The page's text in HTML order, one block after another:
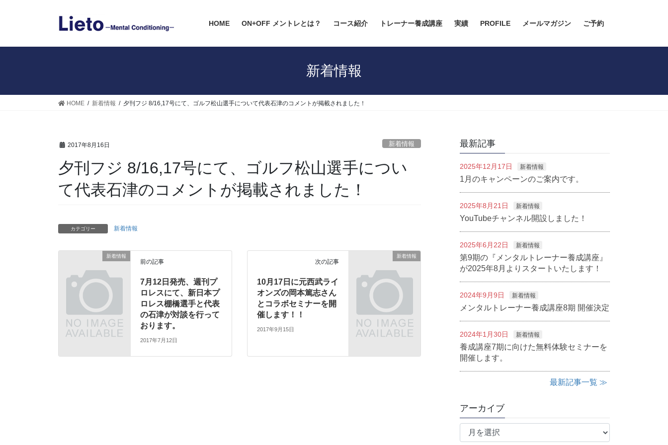
HOME ON+OFF メントレとは？ コース紹介 トレーナー養成講座 実績 PROFILE メールマガジン ご予約
新着情報
HOME 新着情報 夕刊フジ 8/16,17号にて、ゴルフ松山選手について代表石津のコメントが掲載されました！
2017年8月16日 新着情報
夕刊フジ 8/16,17号にて、ゴルフ松山選手につい
て代表石津のコメントが掲載されました！
カテゴリー 新着情報
新着情報
前の記事
7月12日発売、週刊プ
ロレスにて、新日本プ
ロレス棚橋選手と代表
の石津が対談を行って
おります。
2017年7月12日
新着情報
次の記事
10月17日に元西武ライ
オンズの岡本篤志さん
とコラボセミナーを開
催します！！
2017年9月15日
最新記事
2025年12月17日 新着情報
1月のキャンペーンのご案内です。
2025年8月21日 新着情報
YouTubeチャンネル開設しました！
2025年6月22日 新着情報
第9期の『メンタルトレーナー養成講座』
が2025年8月よりスタートいたします！
2024年9月9日 新着情報
メンタルトレーナー養成講座8期 開催決定
2024年1月30日 新着情報
養成講座7期に向けた無料体験セミナーを
開催します。
最新記事一覧 ≫
アーカイブ
ア